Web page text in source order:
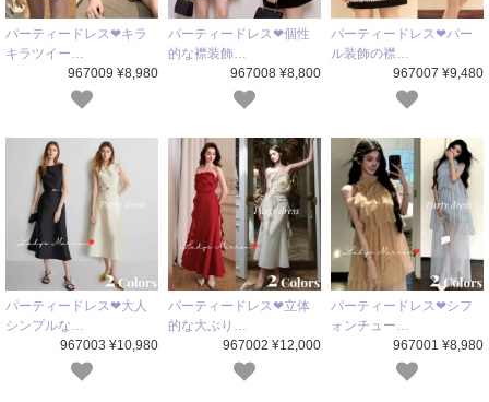
パーティードレス❤キラ
キラツイー…
967009 ¥8,980
パーティードレス❤個性
的な襟装飾…
967008 ¥8,800
パーティードレス❤パー
ル装飾の襟…
967007 ¥9,480
パーティードレス❤大人
シンプルな…
967003 ¥10,980
パーティードレス❤立体
的な大ぶり…
967002 ¥12,000
パーティードレス❤シフ
ォンチュー…
967001 ¥8,980